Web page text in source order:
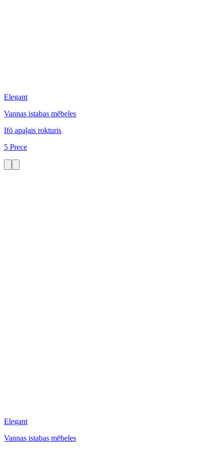
Elegant
Vannas istabas mēbeles
Ifö apaļais rokturis
5 Prece
Elegant
Vannas istabas mēbeles